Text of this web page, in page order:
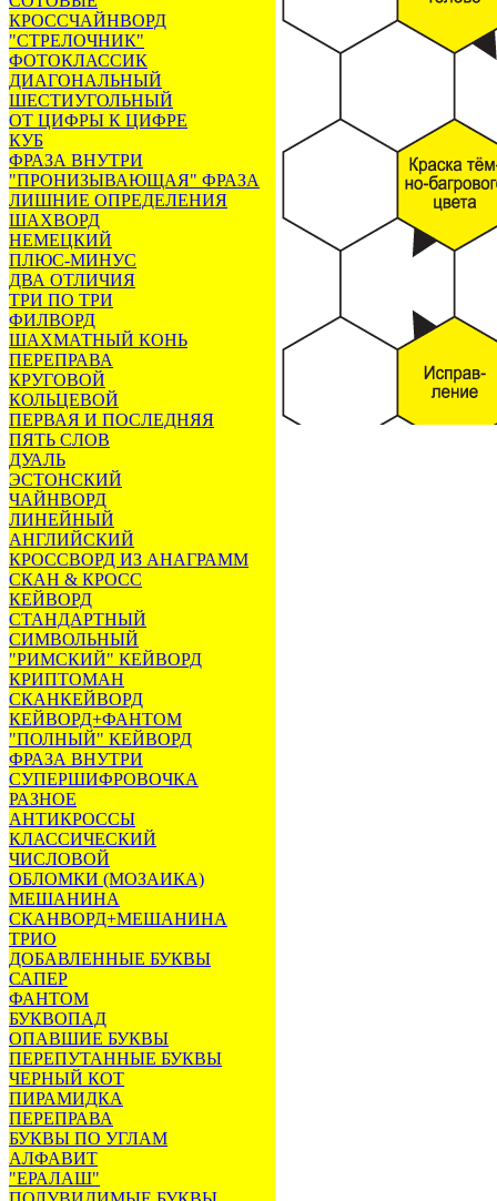
КРОССЧАЙНВОРД
"СТРЕЛОЧНИК"
ФОТОКЛАССИК
ДИАГОНАЛЬНЫЙ
ШЕСТИУГОЛЬНЫЙ
ОТ ЦИФРЫ К ЦИФРЕ
КУБ
ФРАЗА ВНУТРИ
"ПРОНИЗЫВАЮЩАЯ" ФРАЗА
ЛИШНИЕ ОПРЕДЕЛЕНИЯ
ШАХВОРД
НЕМЕЦКИЙ
ПЛЮС-МИНУС
ДВА ОТЛИЧИЯ
ТРИ ПО ТРИ
ФИЛВОРД
ШАХМАТНЫЙ КОНЬ
ПЕРЕПРАВА
КРУГОВОЙ
КОЛЬЦЕВОЙ
ПЕРВАЯ И ПОСЛЕДНЯЯ
ПЯТЬ СЛОВ
ДУАЛЬ
ЭСТОНСКИЙ
ЧАЙНВОРД
ЛИНЕЙНЫЙ
АНГЛИЙСКИЙ
КРОССВОРД ИЗ АНАГРАММ
СКАН & КРОСС
КЕЙВОРД
СТАНДАРТНЫЙ
СИМВОЛЬНЫЙ
"РИМСКИЙ" КЕЙВОРД
КРИПТОМАН
СКАНКЕЙВОРД
КЕЙВОРД+ФАНТОМ
"ПОЛНЫЙ" КЕЙВОРД
ФРАЗА ВНУТРИ
СУПЕРШИФРОВОЧКА
РАЗНОЕ
АНТИКРОССЫ
КЛАССИЧЕСКИЙ
ЧИСЛОВОЙ
ОБЛОМКИ (МОЗАИКА)
МЕШАНИНА
СКАНВОРД+МЕШАНИНА
ТРИО
ДОБАВЛЕННЫЕ БУКВЫ
САПЕР
ФАНТОМ
БУКВОПАД
ОПАВШИЕ БУКВЫ
ПЕРЕПУТАННЫЕ БУКВЫ
ЧЕРНЫЙ КОТ
ПИРАМИДКА
ПЕРЕПРАВА
БУКВЫ ПО УГЛАМ
АЛФАВИТ
"ЕРАЛАШ"